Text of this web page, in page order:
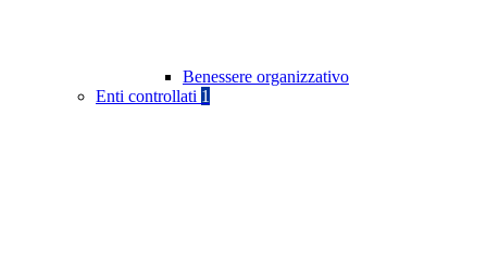
Benessere organizzativo
Enti controllati 1